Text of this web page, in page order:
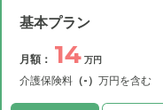
基本プラン
月額： 14 万円
介護保険料 （-） 万円を含む